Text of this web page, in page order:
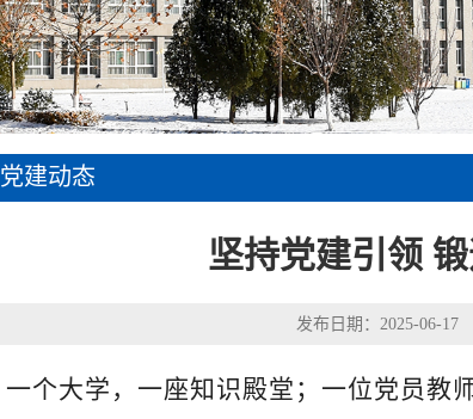
党建动态
坚持党建引领
发布日期：2025-06-
一个大学，一座知识殿堂；一位党员教